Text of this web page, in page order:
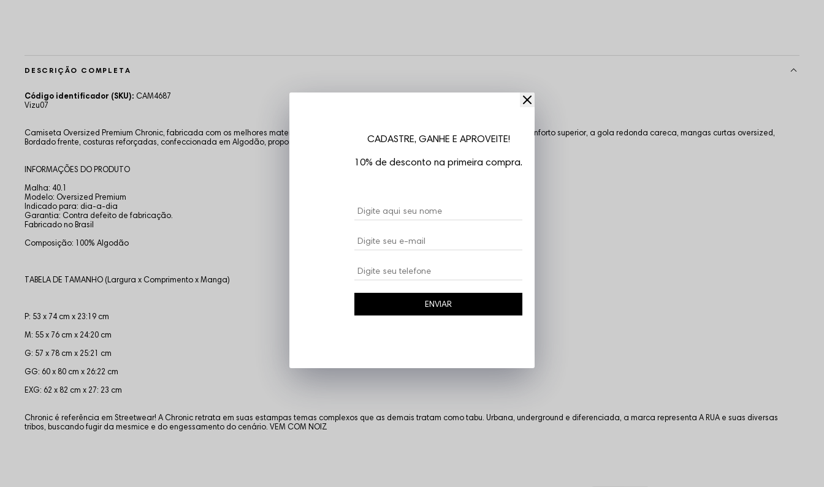
DESCRIÇÃO COMPLETA
Código identificador (SKU): CAM4687
Vizu07
Camiseta Oversized Premium Chronic, fabricada com os melhores materiais disponiveis no mercado, malha 40.1 rerforçada garante um conforto superior, a gola redonda careca, mangas curtas oversized,
Bordado frente, costuras reforçadas, confeccionada em Algodão, proporcionando caimento perfeito e muito conforto.
INFORMAÇÕES DO PRODUTO
Malha: 40.1
Modelo: Oversized Premium
Indicado para: dia-a-dia
Garantia: Contra defeito de fabricação.
Fabricado no Brasil
Composição: 100% Algodão
TABELA DE TAMANHO (Largura x Comprimento x Manga)
P: 53 x 74 cm x 23:19 cm
M: 55 x 76 cm x 24:20 cm
G: 57 x 78 cm x 25:21 cm
GG: 60 x 80 cm x 26:22 cm
EXG: 62 x 82 cm x 27: 23 cm
Chronic é referência em Streetwear! A Chronic retrata em suas estampas temas complexos que as demais tratam como tabu. Urbana, underground e diferenciada, a marca representa A RUA e suas diversas
tribos, buscando fugir da mesmice e do engessamento do cenário. VEM COM NOIZ
CADASTRE, GANHE E APROVEITE!
10% de desconto na primeira compra.
ENVIAR